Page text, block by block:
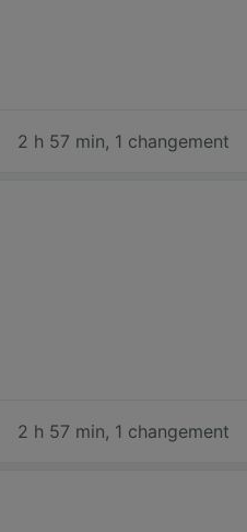
2 h 57 min, 1 changement
2 h 57 min, 1 changement